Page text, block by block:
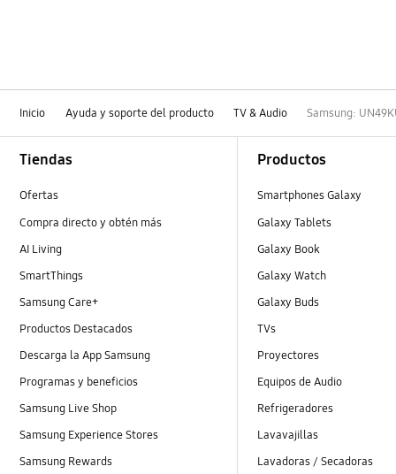
Inicio Ayuda y soporte del producto TV & Audio Samsung:
Tiendas
Ofertas
Compra directo y obtén más
AI Living
SmartThings
Samsung Care+
Productos Destacados
Descarga la App Samsung
Programas y beneficios
Samsung Live Shop
Samsung Experience Stores
Samsung Rewards
Productos
Smartphones Galaxy
Galaxy Tablets
Galaxy Book
Galaxy Watch
Galaxy Buds
TVs
Proyectores
Equipos de Audio
Refrigeradores
Lavavajillas
Lavadoras / Secadoras